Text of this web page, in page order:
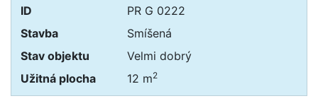
ID
PR G 0222
Stavba
Smíšená
Stav objektu
Velmi dobrý
Užitná plocha
12 m2